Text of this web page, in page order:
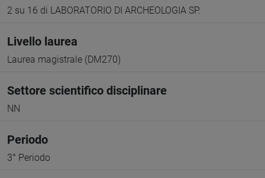
2 su 16 di LABORATORIO DI ARCHEOLOGIA SP.
Livello laurea
Laurea magistrale (DM270)
Settore scientifico disciplinare
NN
Periodo
3° Periodo